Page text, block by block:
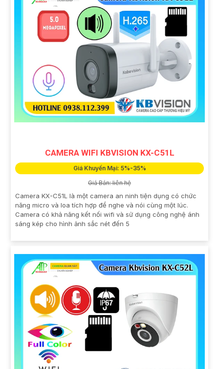
CAMERA WIFI KBVISION KX-C51L
Giá Khuyến Mại: 5%-35%
Giá Bán: liên hệ
Camera KX-C51L là một camera an ninh tiện dụng có chức
năng micro và loa tích hợp để nghe và nói cùng một lúc.
Camera có khả năng kết nối wifi và sử dụng công nghệ ánh
sáng kép cho hình ảnh sắc nét đến 5